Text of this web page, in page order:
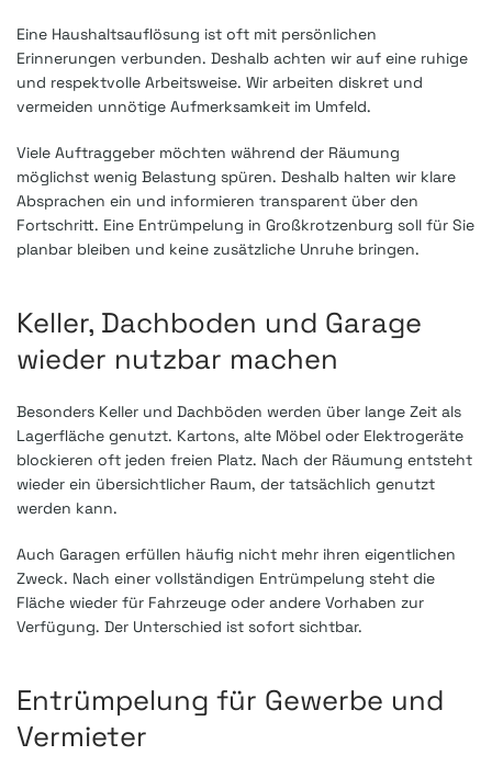
Eine Haushaltsauflösung ist oft mit persönlichen
Erinnerungen verbunden. Deshalb achten wir auf eine ruhige
und respektvolle Arbeitsweise. Wir arbeiten diskret und
vermeiden unnötige Aufmerksamkeit im Umfeld.
Viele Auftraggeber möchten während der Räumung
möglichst wenig Belastung spüren. Deshalb halten wir klare
Absprachen ein und informieren transparent über den
Fortschritt. Eine Entrümpelung in Großkrotzenburg soll für Sie
planbar bleiben und keine zusätzliche Unruhe bringen.
Keller, Dachboden und Garage
wieder nutzbar machen
Besonders Keller und Dachböden werden über lange Zeit als
Lagerfläche genutzt. Kartons, alte Möbel oder Elektrogeräte
blockieren oft jeden freien Platz. Nach der Räumung entsteht
wieder ein übersichtlicher Raum, der tatsächlich genutzt
werden kann.
Auch Garagen erfüllen häufig nicht mehr ihren eigentlichen
Zweck. Nach einer vollständigen Entrümpelung steht die
Fläche wieder für Fahrzeuge oder andere Vorhaben zur
Verfügung. Der Unterschied ist sofort sichtbar.
Entrümpelung für Gewerbe und
Vermieter